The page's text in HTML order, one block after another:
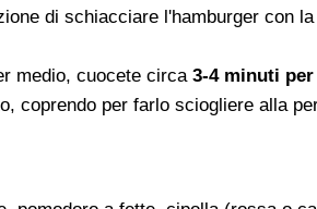
di schiacciare l'hamburger con
medio, cuocete circa 3-4 minuti
coprendo per farlo sciogliere alla